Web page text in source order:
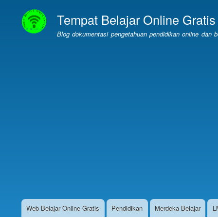
Tempat Belajar Online Gratis
Blog dokumentasi pengetahuan pendidikan online dan
Website
Web Belajar Online Gratis Pendidikan Merdeka Belajar